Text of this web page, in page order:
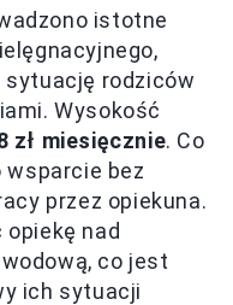
istotne
sytuację rodziców
Wysokość
zł miesięcznie. Co
bez
przez opiekuna.
opiekę nad
co jest
ich sytuacji